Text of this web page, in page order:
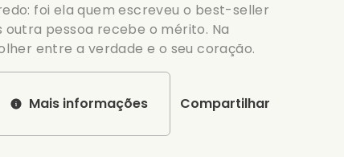
foi ela quem escreveu o best-seller
pessoa recebe o mérito. Na
entre a verdade e o seu coração.
Mais informações Compartilhar